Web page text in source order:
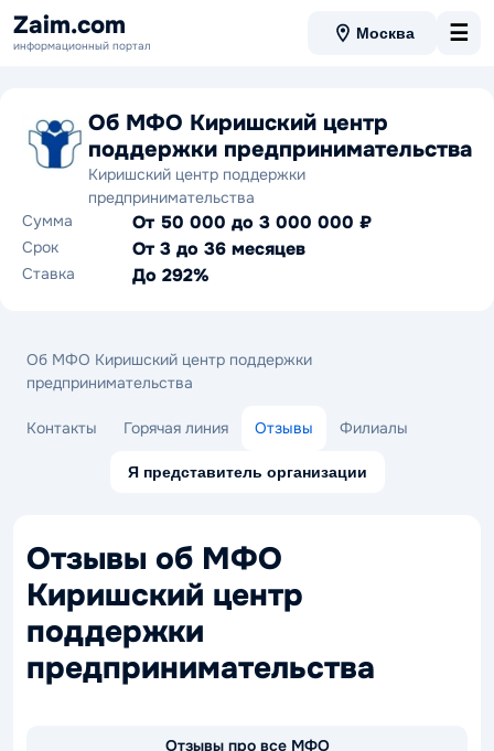
Zaim.com
информационный портал
Москва ☰
Об МФО Киришский центр
поддержки предпринимательства
Киришский центр поддержки
предпринимательства
Сумма
От 50 000 до 3 000 000 ₽
Срок От 3 до 36 месяцев
Ставка До 292%
Об МФО Киришский центр поддержки
предпринимательства
Контакты Горячая линия Отзывы Филиалы
Я представитель организации
Отзывы об МФО
Киришский центр
поддержки
предпринимательства
Отзывы про все МФО